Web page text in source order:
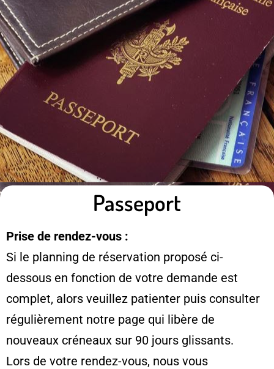
Passeport
Prise de rendez-vous :
Si le planning de réservation proposé ci-
dessous en fonction de votre demande est
complet, alors veuillez patienter puis consulter
régulièrement notre page qui libère de
nouveaux créneaux sur 90 jours glissants.
Lors de votre rendez-vous, nous vous